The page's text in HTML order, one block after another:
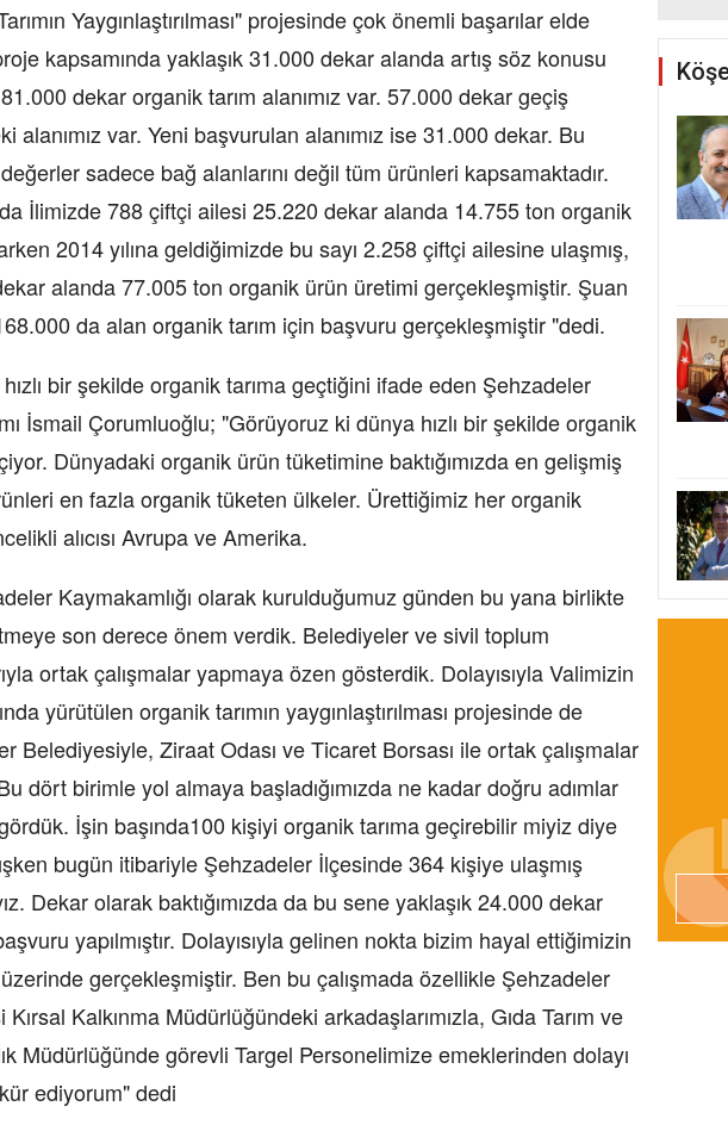
Yaygınlaştırılması" projesinde çok önemli başarılar elde
kapsamında yaklaşık 31.000 dekar alanda artış söz konusu
dekar organik tarım alanımız var. 57.000 dekar geçiş
alanımız var. Yeni başvurulan alanımız ise 31.000 dekar. Bu
sadece bağ alanlarını değil tüm ürünleri kapsamaktadır.
İlimizde 788 çiftçi ailesi 25.220 dekar alanda 14.755 ton organik
2014 yılına geldiğimizde bu sayı 2.258 çiftçi ailesine ulaşmış,
alanda 77.005 ton organik ürün üretimi gerçekleşmiştir. Şuan
da alan organik tarım için başvuru gerçekleşmiştir "dedi.
hızlı bir şekilde organik tarıma geçtiğini ifade eden Şehzadeler
İsmail Çorumluoğlu; "Görüyoruz ki dünya hızlı bir şekilde organik
Dünyadaki organik ürün tüketimine baktığımızda en gelişmiş
en fazla organik tüketen ülkeler. Ürettiğimiz her organik
alıcısı Avrupa ve Amerika.
Kaymakamlığı olarak kurulduğumuz günden bu yana birlikte
son derece önem verdik. Belediyeler ve sivil toplum
ortak çalışmalar yapmaya özen gösterdik. Dolayısıyla Valimizin
yürütülen organik tarımın yaygınlaştırılması projesinde de
Belediyesiyle, Ziraat Odası ve Ticaret Borsası ile ortak çalışmalar
dört birimle yol almaya başladığımızda ne kadar doğru adımlar
gördük. İşin başında100 kişiyi organik tarıma geçirebilir miyiz diye
bugün itibariyle Şehzadeler İlçesinde 364 kişiye ulaşmış
Dekar olarak baktığımızda da bu sene yaklaşık 24.000 dekar
yapılmıştır. Dolayısıyla gelinen nokta bizim hayal ettiğimizin
gerçekleşmiştir. Ben bu çalışmada özellikle Şehzadeler
Kalkınma Müdürlüğündeki arkadaşlarımızla, Gıda Tarım ve
Müdürlüğünde görevli Targel Personelimize emeklerinden dolayı
ediyorum" dedi